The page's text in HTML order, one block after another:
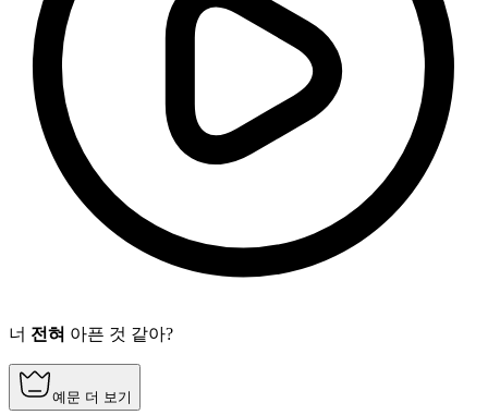
너 전혀 아픈 것 같아?
예문 더 보기